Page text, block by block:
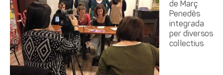
de Març
Penedès
integrada
per diversos
col·lectius